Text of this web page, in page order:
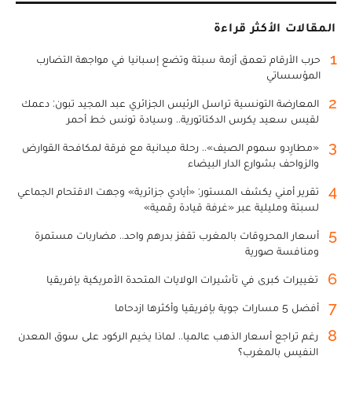
المقالات الأكثر قراءة
1
حرب الأرقام تعمق أزمة سبتة وتضع إسبانيا في مواجهة التضارب
المؤسساتي
2
المعارضة التونسية تراسل الرئيس الجزائري عبد المجيد تبون: دعمك
لقيس سعيد يكرس الدكتاتورية.. وسيادة تونس خط أحمر
3
«مطارِدو سموم الصيف».. رحلة ميدانية مع فرقة لمكافحة القوارض
والزواحف بشوارع الدار البيضاء
4
تقرير أمني يكشف المستور: «أيادي جزائرية» وجهت الاقتحام الجماعي
لسبتة ومليلية عبر «غرفة قيادة رقمية»
5
أسعار المحروقات بالمغرب تقفز بدرهم واحد.. مضاربات مستمرة
ومنافسة صورية
6 تغييرات كبرى في تأشيرات الولايات المتحدة الأمريكية بإفريقيا
7 أفضل 5 مسارات جوية بإفريقيا وأكثرها ازدحاما
8
رغم تراجع أسعار الذهب عالميا.. لماذا يخيم الركود على سوق المعدن
النفيس بالمغرب؟